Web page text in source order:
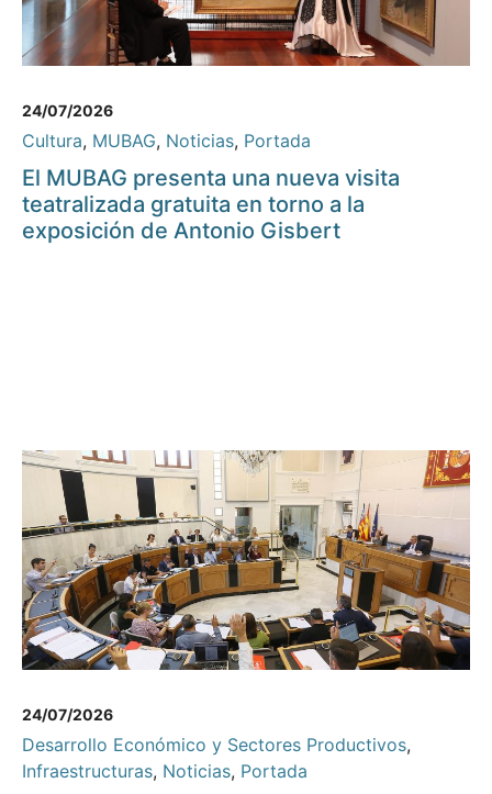
24/07/2026
Cultura, MUBAG, Noticias, Portada
El MUBAG presenta una nueva visita
teatralizada gratuita en torno a la
exposición de Antonio Gisbert
24/07/2026
Desarrollo Económico y Sectores Productivos,
Infraestructuras, Noticias, Portada